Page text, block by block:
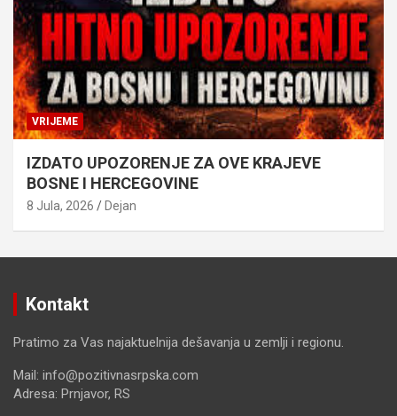
VRIJEME
IZDATO UPOZORENJE ZA OVE KRAJEVE
BOSNE I HERCEGOVINE
8 Jula, 2026 Dejan
Kontakt
Pratimo za Vas najaktuelnija dešavanja u zemlji i regionu.
Mail: info@pozitivnasrpska.com
Adresa: Prnjavor, RS